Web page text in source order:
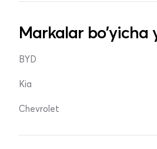
Markalar bo'yicha
BYD
Kia
Chevrolet